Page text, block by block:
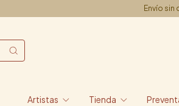
Envío
Artistas Tienda